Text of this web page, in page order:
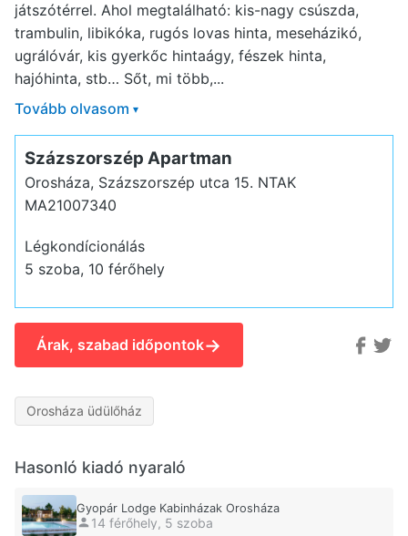
játszótérrel. Ahol megtalálható: kis-nagy csúszda,
trambulin, libikóka, rugós lovas hinta, meseházikó,
ugrálóvár, kis gyerkőc hintaágy, fészek hinta,
hajóhinta, stb… Sőt, mi több,...
Tovább olvasom ▾
Százszorszép Apartman
Orosháza, Százszorszép utca 15. NTAK
MA21007340
Légkondícionálás
5 szoba, 10 férőhely
Árak, szabad időpontok→
Orosháza üdülőház
Hasonló kiadó nyaraló
Gyopár Lodge Kabinházak Orosháza
14 férőhely, 5 szoba